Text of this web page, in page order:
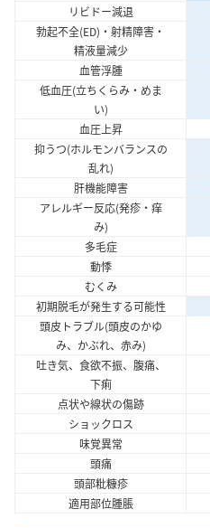
リビドー減退
勃起不全(ED)・射精障害・
精液量減少
血管浮腫
低血圧(立ちくらみ・めま
い)
血圧上昇
抑うつ(ホルモンバランスの
乱れ)
肝機能障害
アレルギー反応(発疹・痒
み)
多毛症
動悸
むくみ
初期脱毛が発生する可能性
頭皮トラブル(頭皮のかゆ
み、かぶれ、赤み)
吐き気、食欲不振、腹痛、
下痢
点状や線状の傷跡
ショックロス
味覚異常
頭痛
頭部粃糠疹
適用部位腫脹